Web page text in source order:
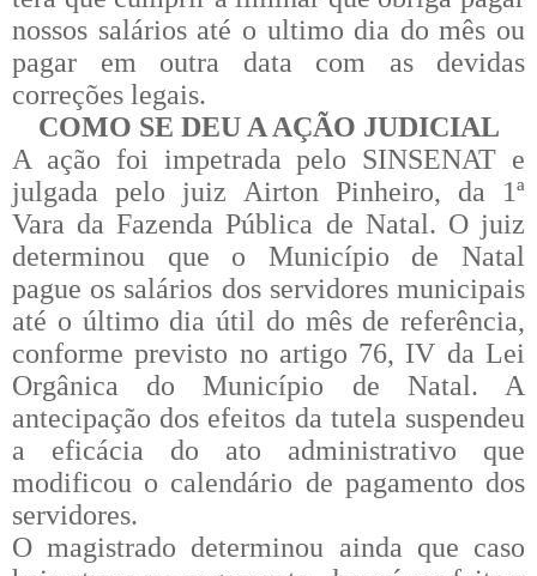
nossos salários até o ultimo dia do mês ou
pagar em outra data com as devidas
correções legais.
COMO SE DEU A AÇÃO JUDICIAL
A ação foi impetrada pelo SINSENAT e
julgada pelo juiz Airton Pinheiro, da 1ª
Vara da Fazenda Pública de Natal. O juiz
determinou que o Município de Natal
pague os salários dos servidores municipais
até o último dia útil do mês de referência,
conforme previsto no artigo 76, IV da Lei
Orgânica do Município de Natal. A
antecipação dos efeitos da tutela suspendeu
a eficácia do ato administrativo que
modificou o calendário de pagamento dos
servidores.
O magistrado determinou ainda que caso